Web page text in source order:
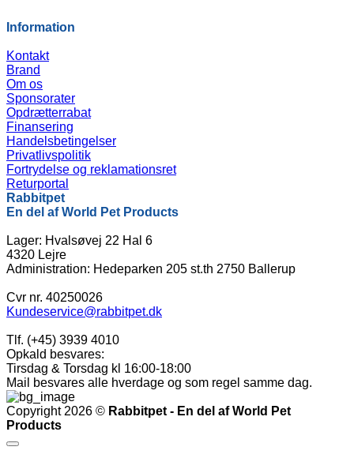
Information
Kontakt
Brand
Om os
Sponsorater
Opdrætterrabat
Finansering
Handelsbetingelser
Privatlivspolitik
Fortrydelse og reklamationsret
Returportal
Rabbitpet
En del af World Pet Products
Lager: Hvalsøvej 22 Hal 6
4320 Lejre
Administration: Hedeparken 205 st.th 2750 Ballerup
Cvr nr. 40250026
Kundeservice@rabbitpet.dk
Tlf. (+45) 3939 4010
Opkald besvares:
Tirsdag & Torsdag kl 16:00-18:00
Mail besvares alle hverdage og som regel samme dag.
Copyright 2026 © Rabbitpet - En del af World Pet
Products